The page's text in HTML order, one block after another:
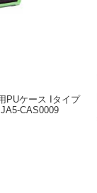
PUケース Iタイプ
JA5-CAS0009